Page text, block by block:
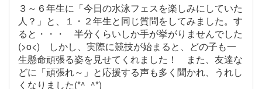
３～６年生に「今日の水泳フェスを楽しみにしていた
人？」と、１・２年生と同じ質問をしてみました。す
ると・・・ 半分くらいしか手が挙がりませんでした
(>o<) しかし、実際に競技が始まると、どの子も一
生懸命頑張る姿を見せてくれました！ また、友達な
どに「頑張れ～」と応援する声も多く聞かれ、うれし
くなりました(*^_^*)